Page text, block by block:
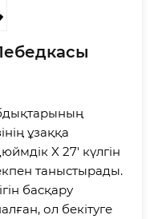
ұзаққа
X 27' күлгін
таныстырады.
басқару
ол бекітуге